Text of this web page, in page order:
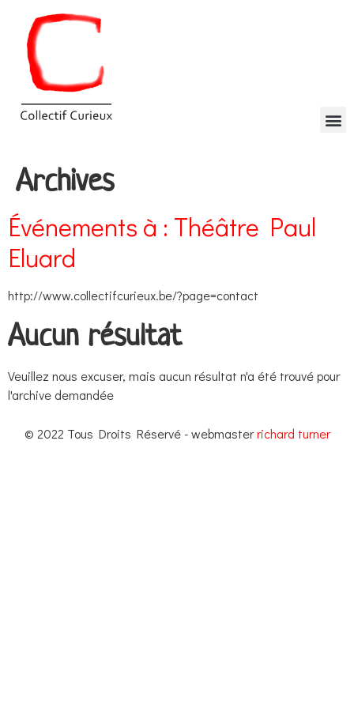
Archives
Événements à : Théâtre Paul
Eluard
http://www.collectifcurieux.be/?page=contact
Aucun résultat
Veuillez nous excuser, mais aucun résultat n'a été trouvé pour
l'archive demandée
© 2022 Tous Droits Réservé - webmasterrichard turner